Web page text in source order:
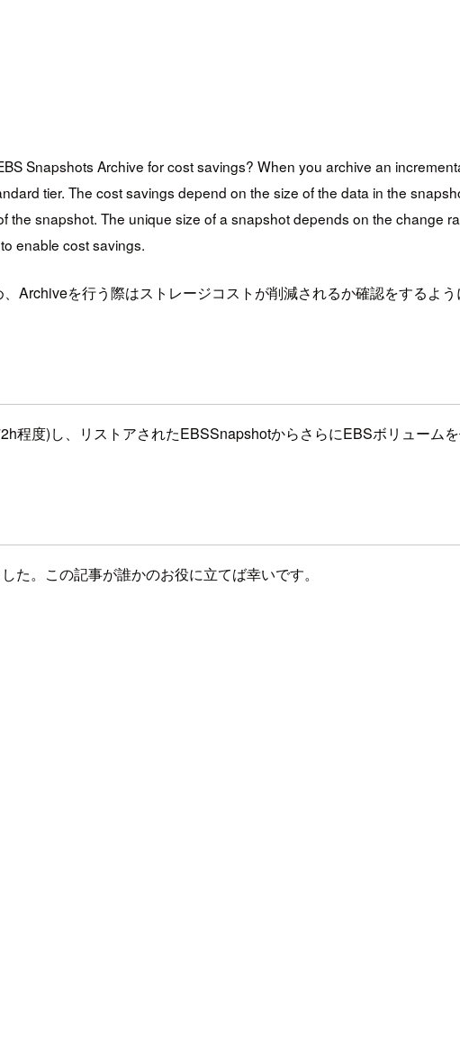
Snapshots Archive for cost savings? When you archive an
tier. The cost savings depend on the size of the data in the
snapshot. The unique size of a snapshot depends on the change
enable cost savings.
を行う際はストレージコストが削減されるか確認をするよう
度)し、リストアされたEBSSnapshotからさらにEBSボリュームを
た。この記事が誰かのお役に立てば幸いです。